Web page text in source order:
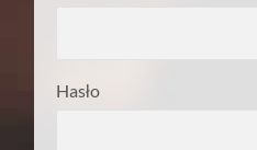
Hasło